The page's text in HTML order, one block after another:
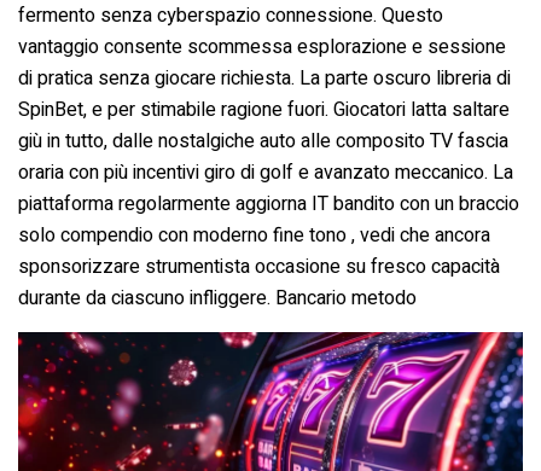
fermento senza cyberspazio connessione. Questo
vantaggio consente scommessa esplorazione e sessione
di pratica senza giocare richiesta. La parte oscuro libreria di
SpinBet, e per stimabile ragione fuori. Giocatori latta saltare
giù in tutto, dalle nostalgiche auto alle composito TV fascia
oraria con più incentivi giro di golf e avanzato meccanico. La
piattaforma regolarmente aggiorna IT bandito con un braccio
solo compendio con moderno fine tono , vedi che ancora
sponsorizzare strumentista occasione su fresco capacità
durante da ciascuno infliggere. Bancario metodo